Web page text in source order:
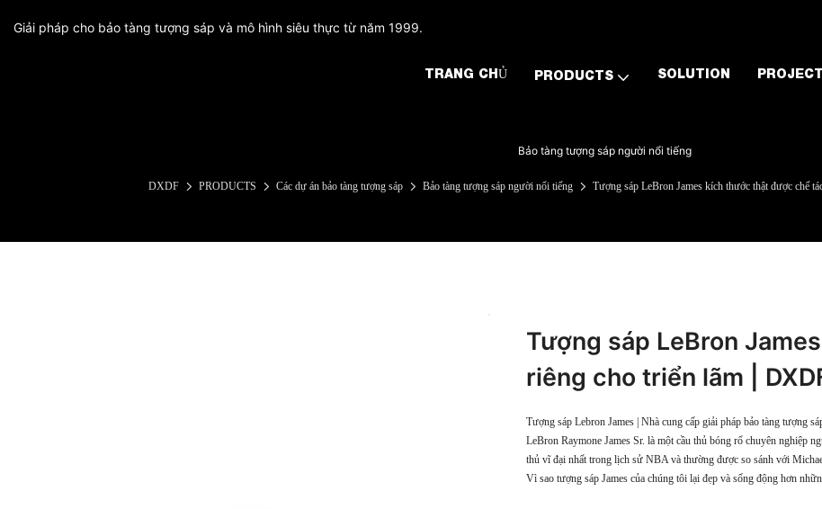
Giải pháp cho bảo tàng tượng sáp và mô hình siêu thực từ năm 1999.
TRANG CHỦ PRODUCTS SOLUTION
Bảo tàng tượng sáp người nổi tiếng
DXDF PRODUCTS Các dự án bảo tàng tượng sáp Bảo tàng tượng sáp người nổi tiếng Tượng sáp LeBron James kích thước thật được chế
Tượng sáp LeBron
riêng cho triển lãm |
Tượng sáp Lebron James | Nhà cung cấp giải pháp bảo tàng tượng
LeBron Raymone James Sr. là một cầu thủ bóng rổ chuyên nghiệp
thủ vĩ đại nhất trong lịch sử NBA và thường được so sánh với
Vì sao tượng sáp James của chúng tôi lại đẹp và sống động hơn